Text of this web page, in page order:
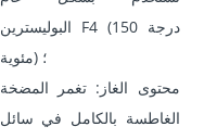
البوليسترين F4 (150 درجة
مئوية) ؛
محتوى الغاز: تغمر المضخة
الغاطسة بالكامل في سائل